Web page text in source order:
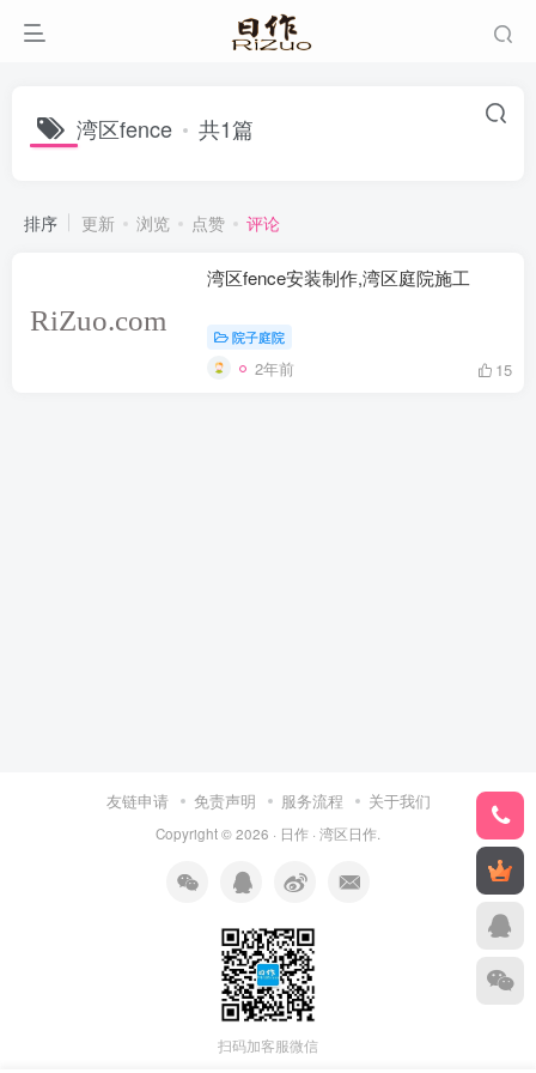
湾区fence 共1篇
排序 更新 浏览 点赞 评论
湾区fence安装制作,湾区庭院施工
院子庭院
2年前 15
友链申请 免责声明 服务流程 关于我们
Copyright © 2026 · 日作 · 湾区日作
扫码加客服微信